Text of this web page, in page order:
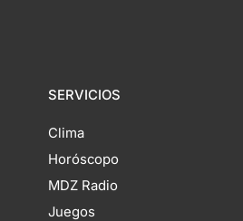
SERVICIOS
Clima
Horóscopo
MDZ Radio
Juegos